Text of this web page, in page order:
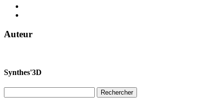
Auteur
Synthes'3D